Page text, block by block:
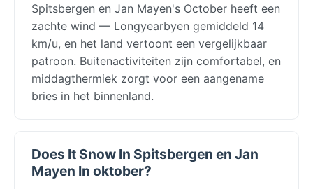
Spitsbergen en Jan Mayen's October heeft een
zachte wind — Longyearbyen gemiddeld 14
km/u, en het land vertoont een vergelijkbaar
patroon. Buitenactiviteiten zijn comfortabel, en
middagthermiek zorgt voor een aangename
bries in het binnenland.
Does It Snow In Spitsbergen en Jan
Mayen In oktober?